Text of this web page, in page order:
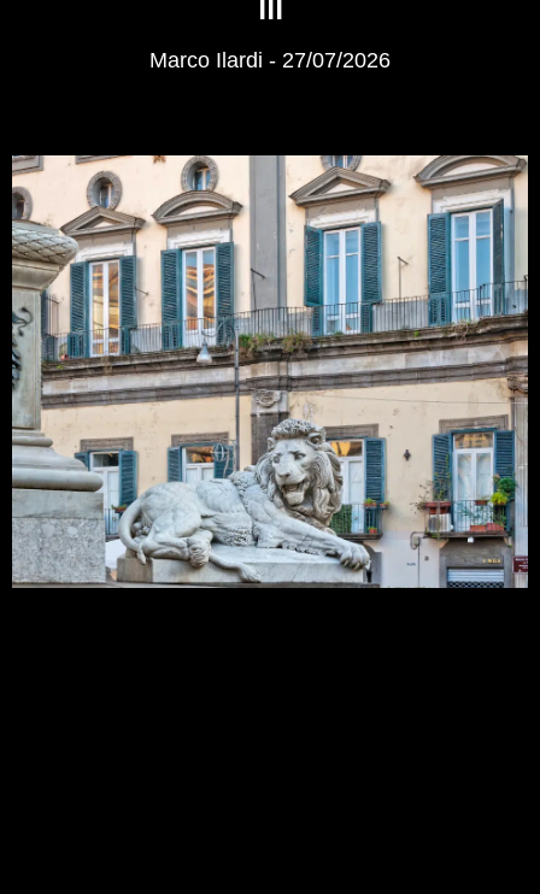
Marco Ilardi 27/07/2026